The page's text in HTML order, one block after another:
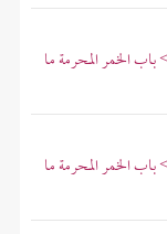
الخمر المحرمة ما
الخمر المحرمة ما